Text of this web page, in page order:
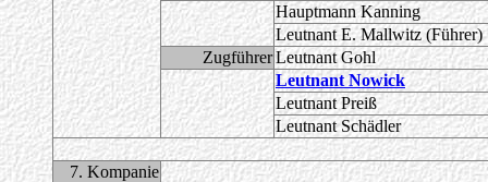
Hauptmann Kanning
Leutnant E. Mallwitz (Führer)
ZugführerLeutnant Gohl
Leutnant Nowick
Leutnant Preiß
Leutnant Schädler
7. Kompanie